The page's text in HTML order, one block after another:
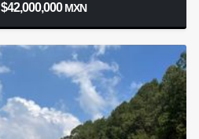
$42,000,000MXN